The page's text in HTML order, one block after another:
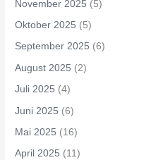
November 2025 (5)
Oktober 2025 (5)
September 2025 (6)
August 2025 (2)
Juli 2025 (4)
Juni 2025 (6)
Mai 2025 (16)
April 2025 (11)